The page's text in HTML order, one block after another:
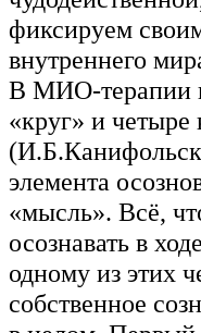
фиксируем
внутреннего
В МИО-терапии
«круг» и четыре
элемента
«мысль». Всё,
осознавать в
одному из этих
собственное